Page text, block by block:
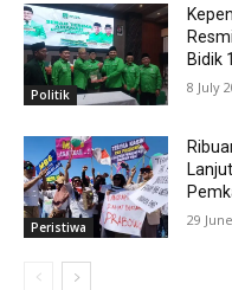
Politik
Bidik
8 July
Peristiwa 29